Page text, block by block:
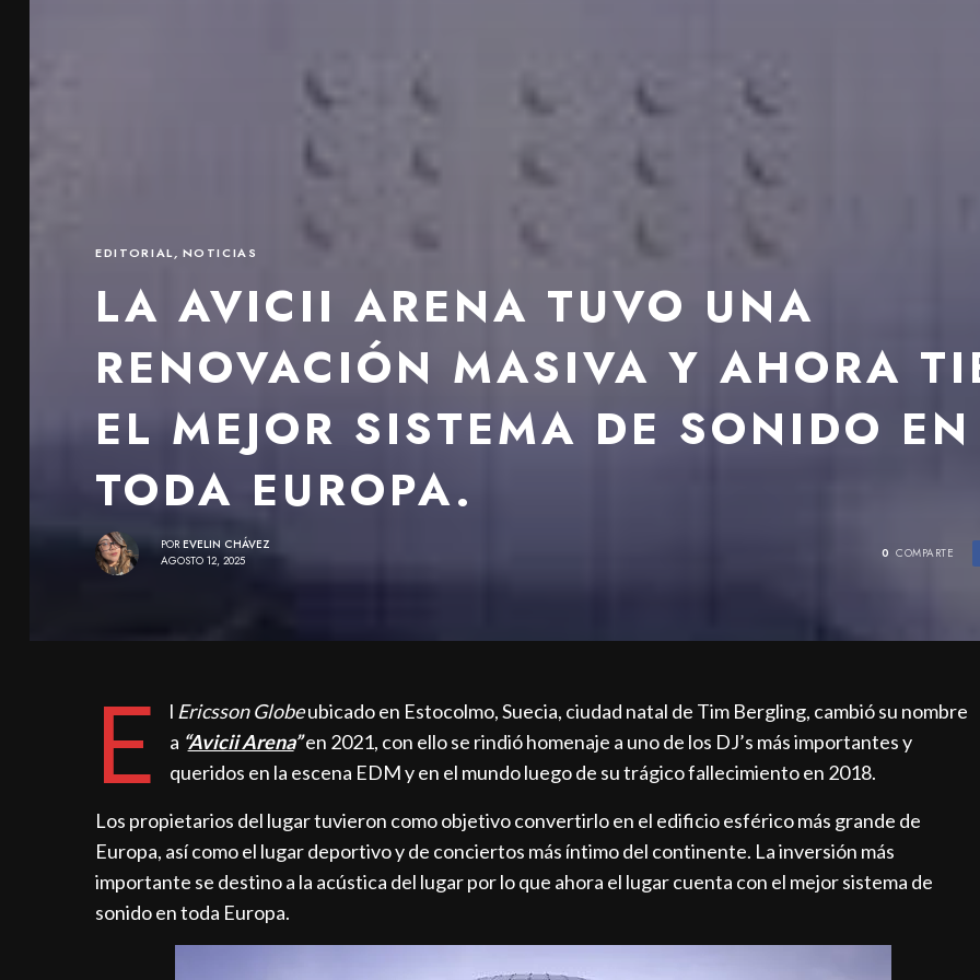
EDITORIAL, NOTICIAS
LA AVICII ARENA TUVO UNA
RENOVACIÓN MASIVA Y AHORA
EL MEJOR SISTEMA DE SONIDO EN
TODA EUROPA.
POR EVELIN CHÁVEZ
AGOSTO 12, 2025
0 COMPARTE
E l Ericsson Globeubicado en Estocolmo, Suecia, ciudad natal de Tim Bergling, cambió su nombre
a “Avicii Arena”en 2021, con ello se rindió homenaje a uno de los DJ’s más importantes y
queridos en la escena EDM y en el mundo luego de su trágico fallecimiento en 2018.
Los propietarios del lugar tuvieron como objetivo convertirlo en el edificio esférico más grande de
Europa, así como el lugar deportivo y de conciertos más íntimo del continente. La inversión más
importante se destino a la acústica del lugar por lo que ahora el lugar cuenta con el mejor sistema de
sonido en toda Europa.